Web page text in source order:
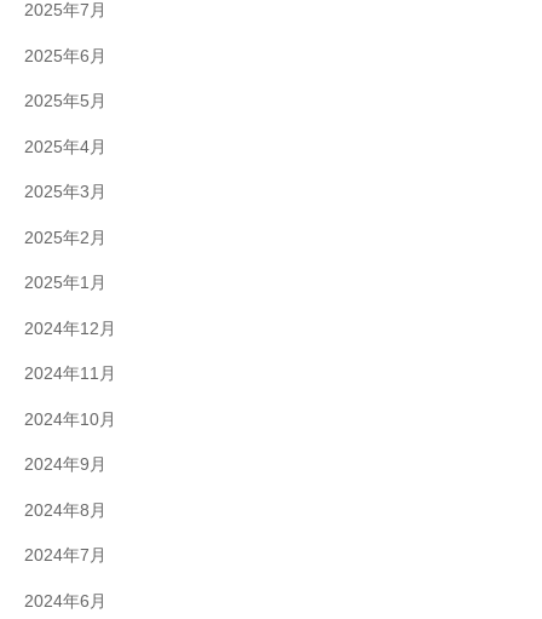
2025年7月
2025年6月
2025年5月
2025年4月
2025年3月
2025年2月
2025年1月
2024年12月
2024年11月
2024年10月
2024年9月
2024年8月
2024年7月
2024年6月